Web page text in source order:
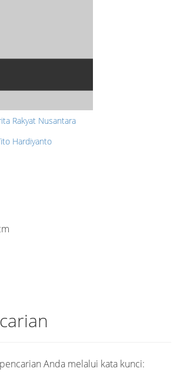
Rakyat Nusantara
Hardiyanto
Anda melalui kata kunci: